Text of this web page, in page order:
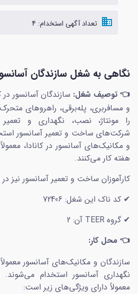
domain تعداد آگهی استخدام: 4
نگاهی به شغل سازندگان
👈 توصیف شغل: سازندگان آسانسور در
و مسافربری، پله‌برقی، راهروهای
را مونتاژ، نصب، نگهداری و
شرکت‌های ساخت و تعمیر آسانسور
هفته کار می‌کنند.
کارآموزان ساخت و تعمیر آسانسور نیز در
✔ کد ناک این شغل: 72406
✔ گروه TEER آن: 2
👈 محل کار:
سازندگان و مکانیک‌های آسانسور
نگهداری آسانسور استخدام می‌شوند.
معمولاً دارای ویژگی‌های زیر است: